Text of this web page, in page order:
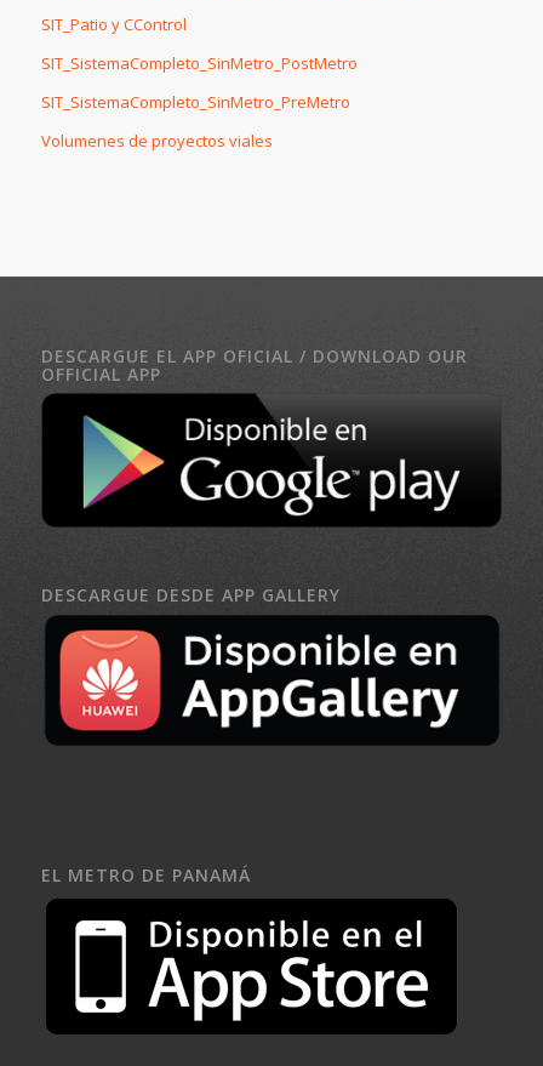
SIT_Patio y CControl
SIT_SistemaCompleto_SinMetro_PostMetro
SIT_SistemaCompleto_SinMetro_PreMetro
Volumenes de proyectos viales
DESCARGUE EL APP OFICIAL / DOWNLOAD OUR
OFFICIAL APP
DESCARGUE DESDE APP GALLERY
EL METRO DE PANAMÁ